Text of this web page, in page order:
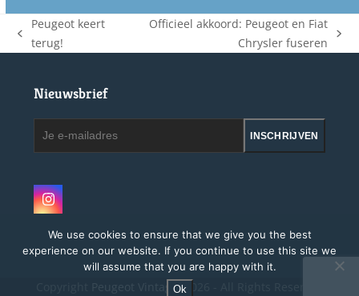
previous
Peugeot keert
terug!
Officieel akkoord: Peugeot en Fiat
Chrysler fuseren
Nieuwsbrief
INSCHRIJVEN
Instagram
Peugeot Vintage.2026 - All Rights Reserved
We use cookies to ensure that we give you the best
experience on our website. If you continue to use this site we
will assume that you are happy with it.
Ok